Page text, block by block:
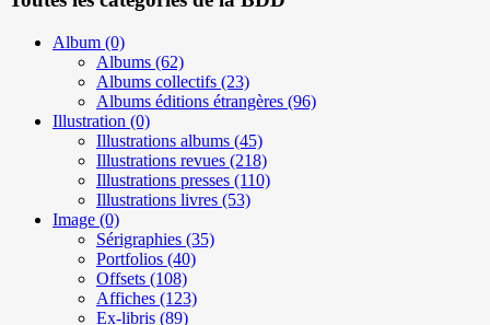
Album (0)
Albums (62)
Albums collectifs (23)
Albums éditions étrangères (96)
Illustration (0)
Illustrations albums (45)
Illustrations revues (218)
Illustrations presses (110)
Illustrations livres (53)
Image (0)
Sérigraphies (35)
Portfolios (40)
Offsets (108)
Affiches (123)
Ex-libris (89)